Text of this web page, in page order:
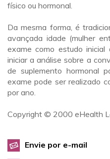
físico ou hormonal.
Da mesma forma, é
avançada idade (mulher
exame como estudo
iniciar a análise sobre a
de suplemento hormonal
exame pode ser realizado
por ano.
Copyright © 2000 eHealth
Envie por e-mail